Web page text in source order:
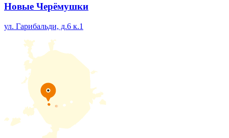
Новые Черёмушки
ул. Гарибальди, д.6 к.1